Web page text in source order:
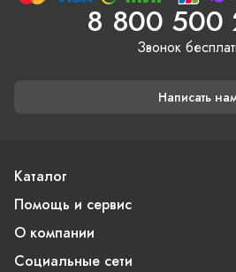
8 800 500
Звонок
Написать
Каталог
Помощь и сервис
О компании
Социальные сети